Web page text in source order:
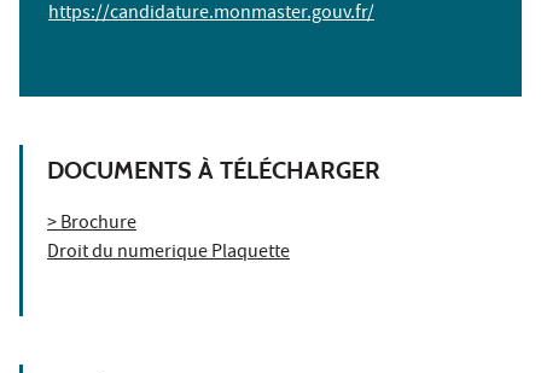
https://candidature.monmaster.gouv.fr/
DOCUMENTS À TÉLÉCHARGER
> Brochure
Droit du numerique Plaquette